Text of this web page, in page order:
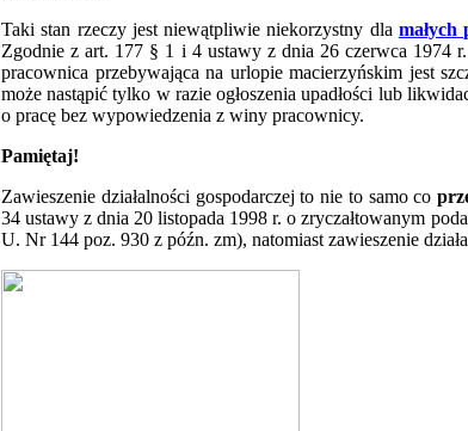
Taki stan rzeczy jest niewątpliwie niekorzystny dla małych
Zgodnie z art. 177 § 1 i 4 ustawy z dnia 26 czerwca 1974
pracownica przebywająca na urlopie macierzyńskim jest
może nastąpić tylko w razie ogłoszenia upadłości lub
o pracę bez wypowiedzenia z winy pracownicy.
Pamiętaj!
Zawieszenie działalności gospodarczej to nie to samo co
34 ustawy z dnia 20 listopada 1998 r. o zryczałtowanym
U. Nr 144 poz. 930 z późn. zm), natomiast zawieszenie